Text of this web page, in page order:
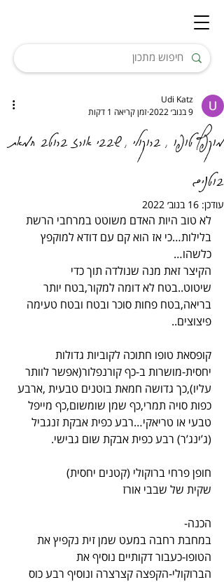
מוקפץ טופו , ברוקולי , שבבי אורז ברוטב חמאת
בוטנים
Udi Katz
9 בנוב׳ 2022
זמן קריאה 1 דקות
עודכן: 16 בנוב׳ 2022
לא טוב היות האדם משוטט במרחבי הרשת
בלילות…כי אז הוא קם עם דודא למוקפץ
כלשהו…
הקיצר זאת מנה שנולדה תוך כדי
שיטוט..בטח לא דומה למקור,בטח יותר
בריאה,בטח פחות סוכר ובטח ובטח טעימה
פיצוצים..
קופסאת טופו חתוכה לקוביות גדולות
יחסית-מושרות ב-כף קורנפלור(אפשר לוותר
עליו),כך גדושה חמאת בוטנים טבעית ,ארבע
כפות סויה תמרי,כף שמן שומשום,כף מייפל
טבעי או טריאקי…רבע כפית אבקת זנגביל
(ג’ינג’ר) רבע כפית אבקת שום גבישי.
חופן פרחי ברוקולי (קטנים יחסית)
שקית של שבבי אורז
הכנה-
במחבת רחבה במעט שמן זית נקפיץ את
הטופו-כעבור דקותיים נוסיף את
הברוקולי-הקפצה קצרצרה ונוסיף רבע כוס